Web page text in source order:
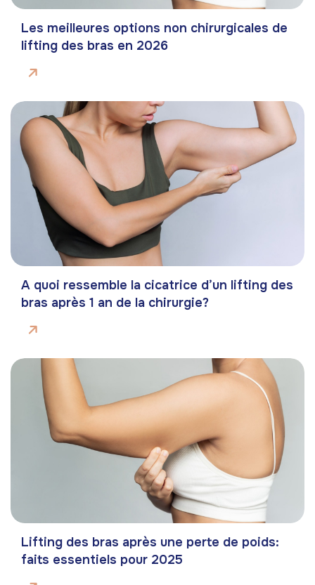
Les meilleures options non chirurgicales de
lifting des bras en 2026
A quoi ressemble la cicatrice d’un lifting des
bras après 1 an de la chirurgie?
Lifting des bras après une perte de poids:
faits essentiels pour 2025